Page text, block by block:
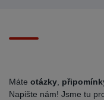
Máte otázky,
Napište nám! Jsme tu